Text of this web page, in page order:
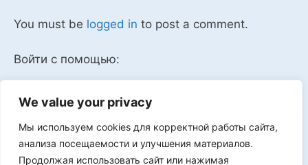
We value your privacy
Мы используем cookies для корректной работы сайта,
анализа посещаемости и улучшения материалов.
Продолжая использовать сайт или нажимая
You must be logged in to post a comment.
Войти с помощью:
Мы в VK